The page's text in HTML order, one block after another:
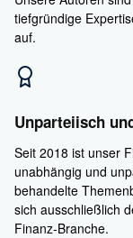
tiefgründige
auf.
Unparteiisch
Seit 2018 ist unser
unabhängig und
behandelte
sich ausschließlich
Finanz-Branche.